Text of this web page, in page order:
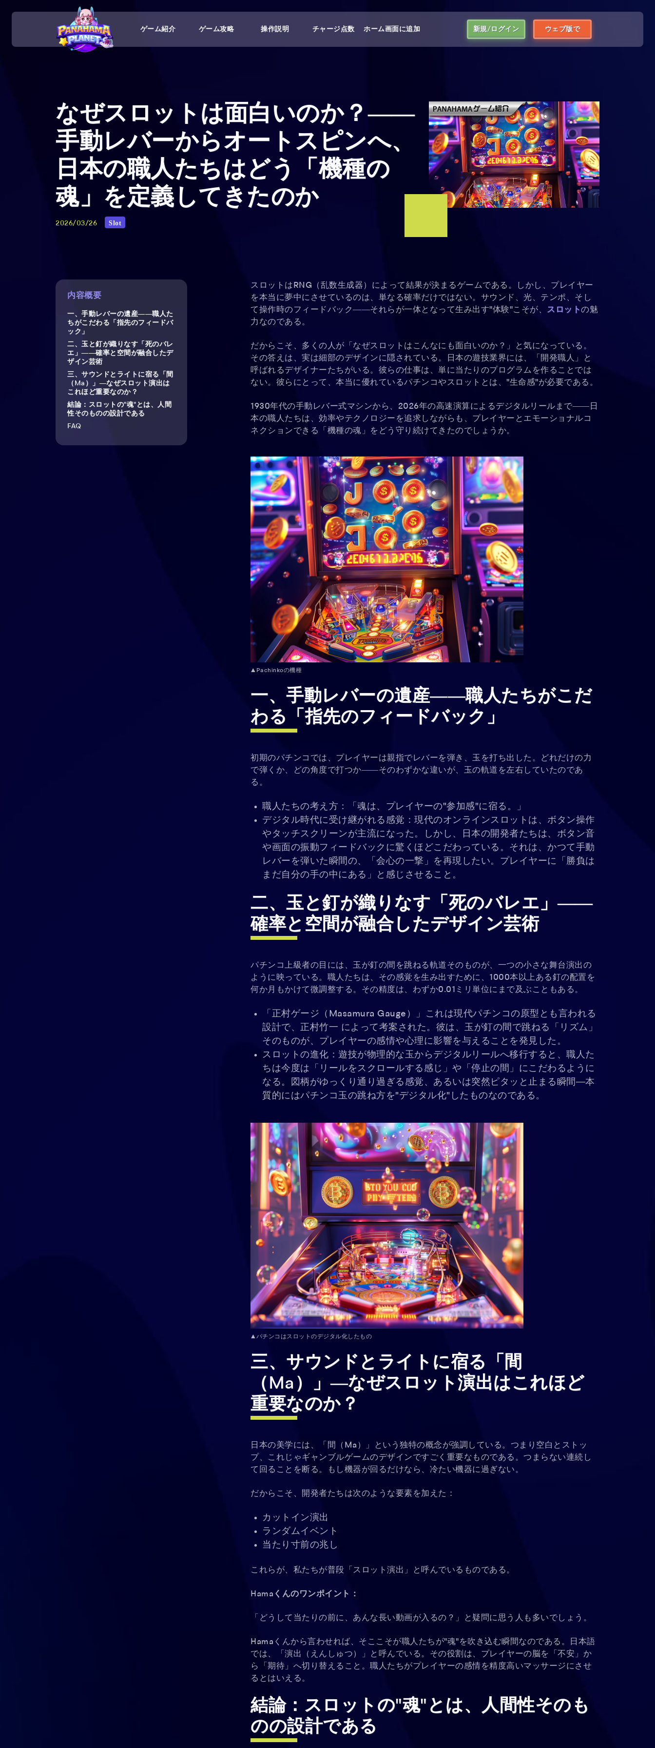
ゲーム紹介 ゲーム攻略 操作説明 チャージ点数 ホーム画面に追加 新規/ログイン ウェブ版で
なぜスロットは面白いのか？――
手動レバーからオートスピンへ、
日本の職人たちはどう「機種の
魂」を定義してきたのか
2026/03/26 Slot
内容概要
一、手動レバーの遺産――職人た
ちがこだわる「指先のフィードバ
ック」
二、玉と釘が織りなす「死のバレ
エ」――確率と空間が融合したデ
ザイン芸術
三、サウンドとライトに宿る「間
（Ma）」―なぜスロット演出は
これほど重要なのか？
結論：スロットの"魂"とは、人間
性そのものの設計である
FAQ
スロットはRNG（乱数生成器）によって結果が決まるゲームである。しかし、プレイヤー
を本当に夢中にさせているのは、単なる確率だけではない。サウンド、光、テンポ、そし
て操作時のフィードバック――それらが一体となって生み出す"体験"こそが、 スロットの魅
力なのである。
だからこそ、多くの人が「なぜスロットはこんなにも面白いのか？」と気になっている。
その答えは、実は細部のデザインに隠されている。日本の遊技業界には、「開発職人」と
呼ばれるデザイナーたちがいる。彼らの仕事は、単に当たりのプログラムを作ることでは
ない。彼らにとって、本当に優れているパチンコやスロットとは、"生命感"が必要である。
1930年代の手動レバー式マシンから、2026年の高速演算によるデジタルリールまで――日
本の職人たちは、効率やテクノロジーを追求しながらも、プレイヤーとエモーショナルコ
ネクションできる「機種の魂」をどう守り続けてきたのでしょうか。
▲Pachinkoの機種
一、手動レバーの遺産――職人たちがこだ
わる「指先のフィードバック」
初期のパチンコでは、プレイヤーは親指でレバーを弾き、玉を打ち出した。どれだけの力
で弾くか、どの角度で打つか――そのわずかな違いが、玉の軌道を左右していたのであ
る。
職人たちの考え方：「魂は、プレイヤーの"参加感"に宿る。」
デジタル時代に受け継がれる感覚：現代のオンラインスロットは、ボタン操作
やタッチスクリーンが主流になった。しかし、日本の開発者たちは、ボタン音
や画面の振動フィードバックに驚くほどこだわっている。それは、かつて手動
レバーを弾いた瞬間の、「会心の一撃」を再現したい。プレイヤーに「勝負は
まだ自分の手の中にある」と感じさせること。
二、玉と釘が織りなす「死のバレエ」――
確率と空間が融合したデザイン芸術
パチンコ上級者の目には、玉が釘の間を跳ねる軌道そのものが、一つの小さな舞台演出の
ように映っている。職人たちは、その感覚を生み出すために、1000本以上ある釘の配置を
何か月もかけて微調整する。その精度は、わずか0.01ミリ単位にまで及ぶこともある。
「正村ゲージ（Masamura Gauge）」これは現代パチンコの原型とも言われる
設計で、正村竹一 によって考案された。彼は、玉が釘の間で跳ねる「リズム」
そのものが、プレイヤーの感情や心理に影響を与えることを発見した。
スロットの進化：遊技が物理的な玉からデジタルリールへ移行すると、職人た
ちは今度は「リールをスクロールする感じ」や「停止の間」にこだわるように
なる。図柄がゆっくり通り過ぎる感覚、あるいは突然ピタッと止まる瞬間―本
質的にはパチンコ玉の跳ね方を"デジタル化"したものなのである。
▲パチンコはスロットのデジタル化したもの
三、サウンドとライトに宿る「間
（Ma）」―なぜスロット演出はこれほど
重要なのか？
日本の美学には、「間（Ma）」という独特の概念が強調している。つまり空白とストッ
プ、これじゃギャンブルゲームのデザインですごく重要なものである。つまらない連続し
て回ることを断る。もし機器が回るだけなら、冷たい機器に過ぎない。
だからこそ、開発者たちは次のような要素を加えた：
カットイン演出
ランダムイベント
当たり寸前の兆し
これらが、私たちが普段「スロット演出」と呼んでいるものである。
Hamaくんのワンポイント：
「どうして当たりの前に、あんな長い動画が入るの？」と疑問に思う人も多いでしょう。
Hamaくんから言わせれば、そここそが職人たちが"魂"を吹き込む瞬間なのである。日本語
では、「演出（えんしゅつ）」と呼んでいる。その役割は、プレイヤーの脳を「不安」か
ら「期待」へ切り替えること。職人たちがプレイヤーの感情を精度高いマッサージにさせ
るとはいえる。
結論：スロットの"魂"とは、人間性そのも
のの設計である